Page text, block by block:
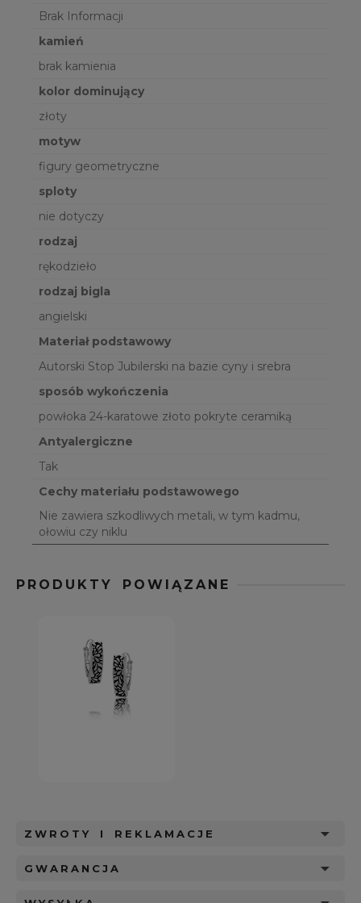
Brak Informacji
kamień
brak kamienia
kolor dominujący
złoty
motyw
figury geometryczne
sploty
nie dotyczy
rodzaj
rękodzieło
rodzaj bigla
angielski
Materiał podstawowy
Autorski Stop Jubilerski na bazie cyny i srebra
sposób wykończenia
powłoka 24-karatowe złoto pokryte ceramiką
Antyalergiczne
Tak
Cechy materiału podstawowego
Nie zawiera szkodliwych metali, w tym kadmu,
ołowiu czy niklu
PRODUKTY POWIĄZANE
ZWROTY I REKLAMACJE
GWARANCJA